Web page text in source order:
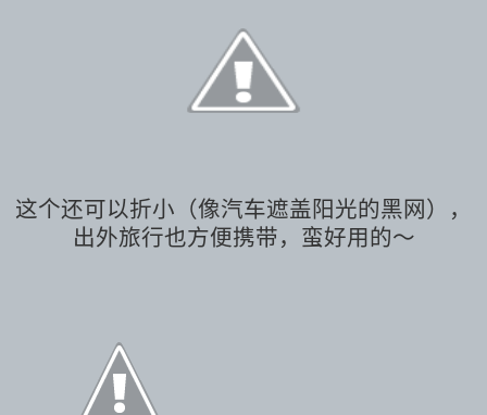
这个还可以折小（像汽车遮盖阳光的黑网），
出外旅行也方便携带，蛮好用的～